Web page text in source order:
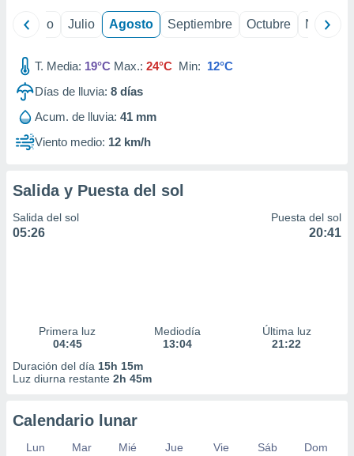
e
mediante
publicidad
de
Junio Julio Agosto Septiembre Octubre
T. Media: 19°C Max.: 24°C Min: 12°C
Días de lluvia: 8 días
Acum. de lluvia: 41 mm
Viento medio: 12 km/h
Salida y Puesta del sol
Salida del sol
05:26
Puesta del sol
20:41
Primera luz
04:45
Mediodía
13:04
Última luz
21:22
Duración del día 15h 15m
Luz diurna restante 2h 45m
Calendario lunar
Lun Mar Mié Jue Vie Sáb
Dom